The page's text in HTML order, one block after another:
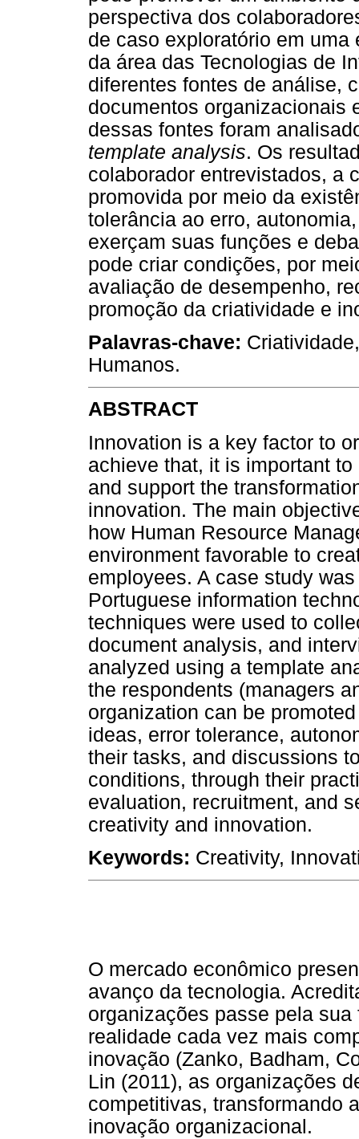
perspectiva dos
de caso exploratório em
da área das Tecnologias de
diferentes fontes de análise,
documentos organizacionais
dessas fontes foram
template analysis. Os
colaborador entrevistados, a
promovida por meio da
tolerância ao erro,
exerçam suas funções e
pode criar condições, por
avaliação de desempenho,
promoção da criatividade e
Palavras-chave:
Humanos.
ABSTRACT
Innovation is a key factor to
achieve that, it is important
and support the
innovation. The main
how Human Resource
environment favorable to
employees. A case study
Portuguese information
techniques were used to
document analysis, and
analyzed using a template
the respondents (managers
organization can be
ideas, error tolerance,
their tasks, and discussions
conditions, through their
evaluation, recruitment, and
creativity and innovation.
Keywords: Creativity,
O mercado econômico
avanço da tecnologia.
organizações passe pela
realidade cada vez mais
inovação (Zanko, Badham,
Lin (2011), as organizações
competitivas, transformando
inovação organizacional.